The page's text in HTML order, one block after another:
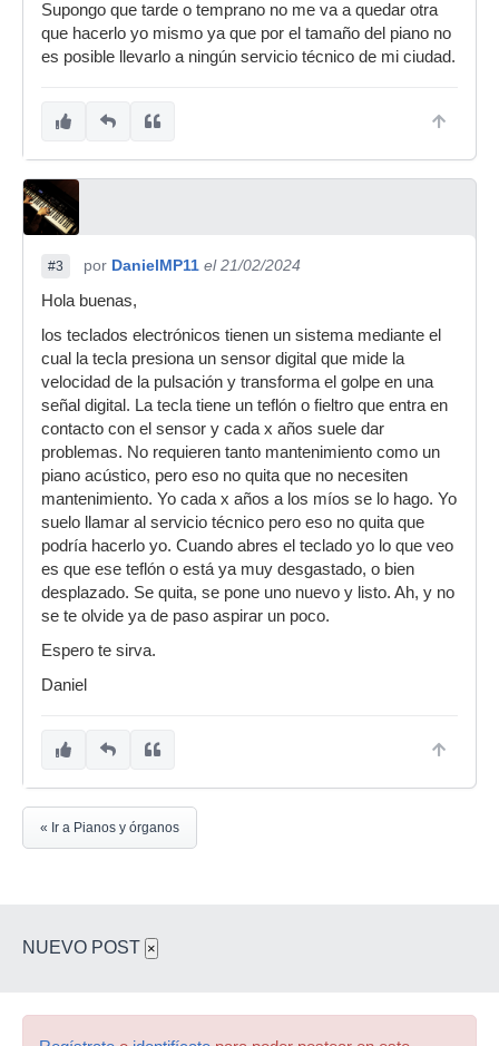
Supongo que tarde o temprano no me va a quedar otra
que hacerlo yo mismo ya que por el tamaño del piano no
es posible llevarlo a ningún servicio técnico de mi ciudad.
#3 por DanielMP11 el 21/02/2024
Hola buenas,
los teclados electrónicos tienen un sistema mediante el
cual la tecla presiona un sensor digital que mide la
velocidad de la pulsación y transforma el golpe en una
señal digital. La tecla tiene un teflón o fieltro que entra en
contacto con el sensor y cada x años suele dar
problemas. No requieren tanto mantenimiento como un
piano acústico, pero eso no quita que no necesiten
mantenimiento. Yo cada x años a los míos se lo hago. Yo
suelo llamar al servicio técnico pero eso no quita que
podría hacerlo yo. Cuando abres el teclado yo lo que veo
es que ese teflón o está ya muy desgastado, o bien
desplazado. Se quita, se pone uno nuevo y listo. Ah, y no
se te olvide ya de paso aspirar un poco.
Espero te sirva.
Daniel
« Ir a Pianos y órganos
NUEVO POST ×